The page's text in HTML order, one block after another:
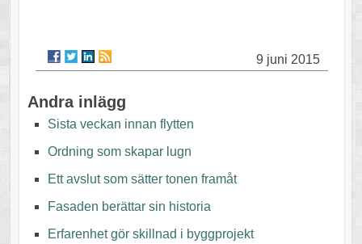
9 juni 2015
Andra inlägg
Sista veckan innan flytten
Ordning som skapar lugn
Ett avslut som sätter tonen framåt
Fasaden berättar sin historia
Erfarenhet gör skillnad i byggprojekt